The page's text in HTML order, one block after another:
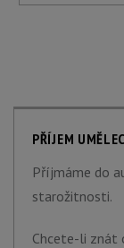
PŘÍJEM
Příjmáme do
starožitnosti.
Chcete-li znát